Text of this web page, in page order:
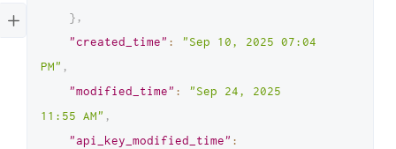
} ,
"created_time" :
"Sep 10, 2025 07:04
PM" ,
"modified_time" :
"Sep 24, 2025
11:55 AM" ,
"api_key_modified_time" :